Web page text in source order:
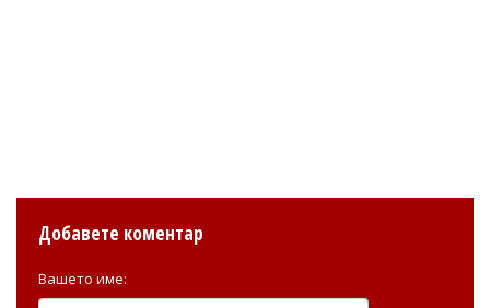
Добавете коментар
Вашето име: